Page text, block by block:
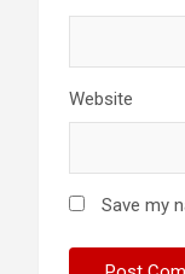
Website
Save my